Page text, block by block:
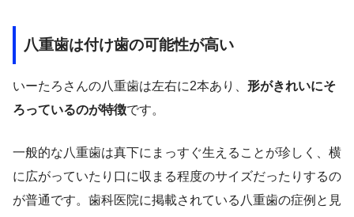
八重歯は付け歯の可能性が高い
いーたろさんの八重歯は左右に2本あり、 形がきれいにそ
ろっているのが特徴です。
一般的な八重歯は真下にまっすぐ生えることが珍しく、横
に広がっていたり口に収まる程度のサイズだったりするの
が普通です。歯科医院に掲載されている八重歯の症例と見